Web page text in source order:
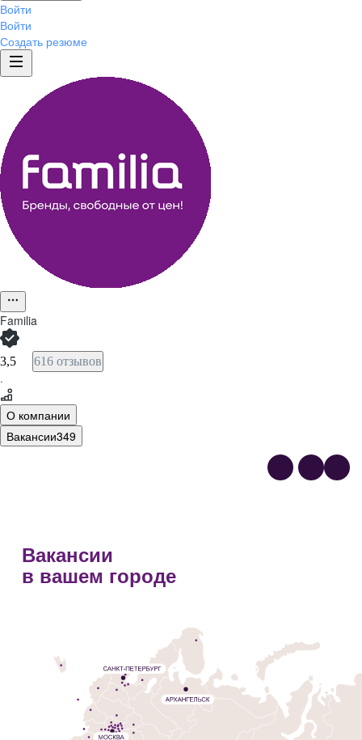
Войти
Войти
Создать резюме
Familia
3,5 616 отзывов
·
О компании
Вакансии349
Вакансии
в вашем городе